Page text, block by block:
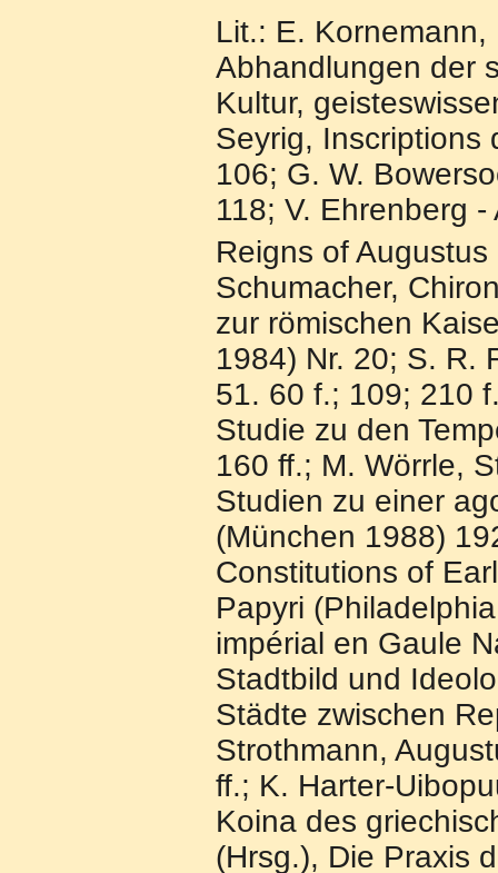
Lit.: E.
Abhandlungen der
Kultur,
Seyrig, Inscriptions
106; G. W.
118; V. Ehrenberg
Reigns of
Schumacher,
zur römischen
1984) Nr. 20; S. R.
51. 60 f.; 109; 210
Studie zu den
160 ff.; M. Wörrle,
Studien zu einer
(München 1988)
Constitutions of
Papyri
impérial en Gaule
Stadtbild und
Städte zwischen
Strothmann,
ff.; K. Harter-
Koina des
(Hrsg.), Die Praxis